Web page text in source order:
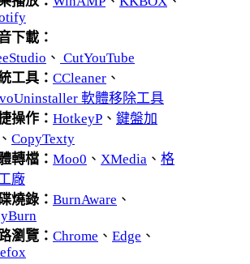
下載：
、 CutYouTube
工具： CCleaner 、
軟體移除工具
操作： HotkeyP 、 鍵盤加
、 CopyTexty
轉檔： Moo0 、 XMedia 、 格
廠
燒錄： BurnAware 、
瀏覽： Chrome 、 Edge 、